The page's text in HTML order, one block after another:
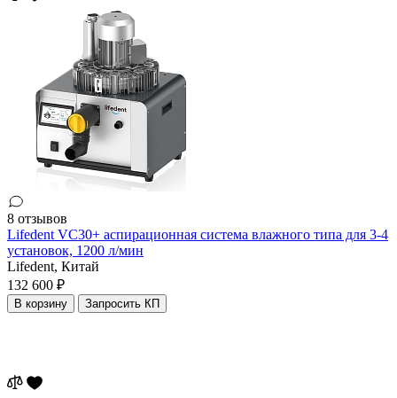
8 отзывов
Lifedent VC30+ аспирационная система влажного типа для 3-4
установок, 1200 л/мин
Lifedent, Китай
132 600 ₽
В корзину Запросить КП